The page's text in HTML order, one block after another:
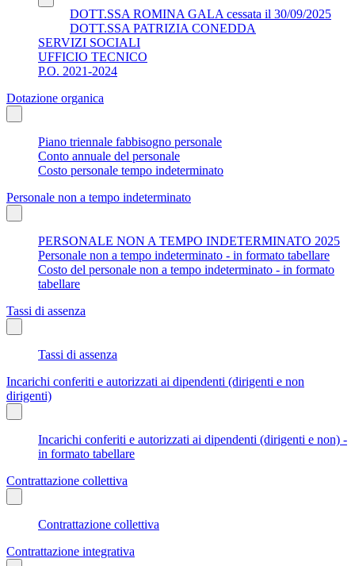
DOTT.SSA ROMINA GALA cessata il 30/09/2025
DOTT.SSA PATRIZIA CONEDDA
SERVIZI SOCIALI
UFFICIO TECNICO
P.O. 2021-2024
Dotazione organica
Piano triennale fabbisogno personale
Conto annuale del personale
Costo personale tempo indeterminato
Personale non a tempo indeterminato
PERSONALE NON A TEMPO INDETERMINATO 2025
Personale non a tempo indeterminato - in formato tabellare
Costo del personale non a tempo indeterminato - in formato
tabellare
Tassi di assenza
Tassi di assenza
Incarichi conferiti e autorizzati ai dipendenti (dirigenti e non
dirigenti)
Incarichi conferiti e autorizzati ai dipendenti (dirigenti e non) -
in formato tabellare
Contrattazione collettiva
Contrattazione collettiva
Contrattazione integrativa